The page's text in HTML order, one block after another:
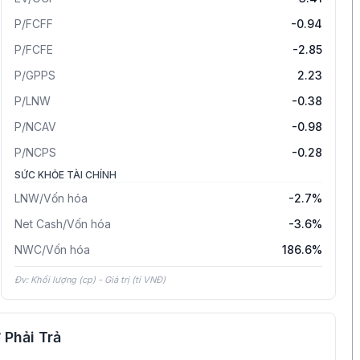
P/FCFF
-0.94
P/FCFE
-2.85
P/GPPS
2.23
P/LNW
-0.38
P/NCAV
-0.98
P/NCPS
-0.28
SỨC KHỎE TÀI CHÍNH
LNW/Vốn hóa
-2.7%
Net Cash/Vốn hóa
-3.6%
NWC/Vốn hóa
186.6%
Đv: Khối lượng (cp) - Giá trị (tỉ VNĐ)
Phải Trả